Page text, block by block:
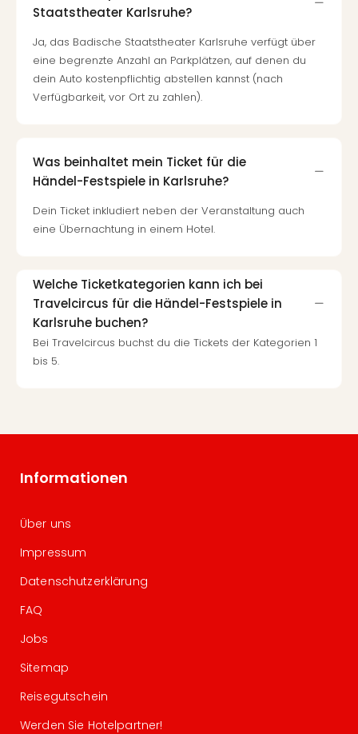
Staatstheater Karlsruhe?
Ja, das Badische Staatstheater Karlsruhe verfügt über
eine begrenzte Anzahl an Parkplätzen, auf denen du
dein Auto kostenpflichtig abstellen kannst (nach
Verfügbarkeit, vor Ort zu zahlen).
Was beinhaltet mein Ticket für die
Händel-Festspiele in Karlsruhe?
Dein Ticket inkludiert neben der Veranstaltung auch
eine Übernachtung in einem Hotel.
Welche Ticketkategorien kann ich bei
Travelcircus für die Händel-Festspiele in
Karlsruhe buchen?
Bei Travelcircus buchst du die Tickets der Kategorien 1
bis 5.
Informationen
Über uns
Impressum
Datenschutzerklärung
FAQ
Jobs
Sitemap
Reisegutschein
Werden Sie Hotelpartner!